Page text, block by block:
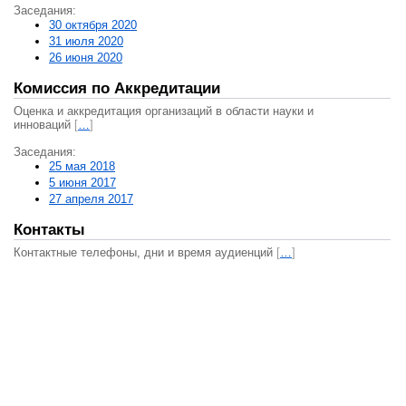
Заседания:
30 октября 2020
31 июля 2020
26 июня 2020
Комиссия по Аккредитации
Оценка и аккредитация организаций в области науки и
инноваций […]
Заседания:
25 мая 2018
5 июня 2017
27 апреля 2017
Контакты
Контактные телефоны, дни и время аудиенций […]